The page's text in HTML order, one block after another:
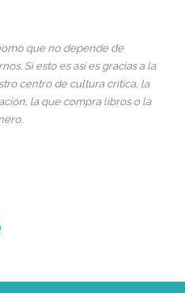
que no depende de
Si esto es así es gracias a la
centro de cultura crítica, la
la que compra libros o la